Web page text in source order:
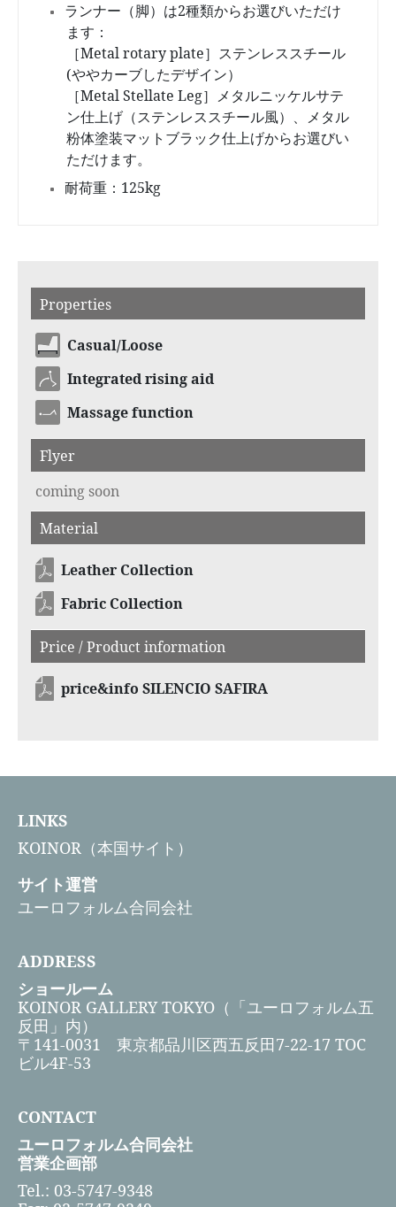
ランナー（脚）は2種類からお選びいただけ
ます：
［Metal rotary plate］ステンレススチール
(ややカーブしたデザイン）
［Metal Stellate Leg］メタルニッケルサテ
ン仕上げ（ステンレススチール風）、メタル
粉体塗装マットブラック仕上げからお選びい
ただけます。
耐荷重：125kg
Properties
Casual/Loose
Integrated rising aid
Massage function
Flyer
coming soon
Material
Leather Collection
Fabric Collection
Price / Product information
price&info SILENCIO SAFIRA
LINKS
KOINOR（本国サイト）
サイト運営
ユーロフォルム合同会社
ADDRESS
ショールーム
KOINOR GALLERY TOKYO（「ユーロフォルム五
反田」内）
〒141-0031 東京都品川区西五反田7-22-17 TOC
ビル4F-53
CONTACT
ユーロフォルム合同会社
営業企画部
Tel.: 03-5747-9348